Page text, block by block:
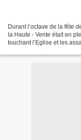
Durant l’octave de la fête
la Haute - Vente était en
touchant l’Eglise et les